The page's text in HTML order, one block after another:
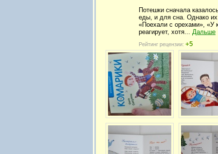
Потешки сначала
еды, и для сна. Однако их
«Поехали с орехами», «У
реагирует, хотя... Дальше
Рейтинг рецензии: +5